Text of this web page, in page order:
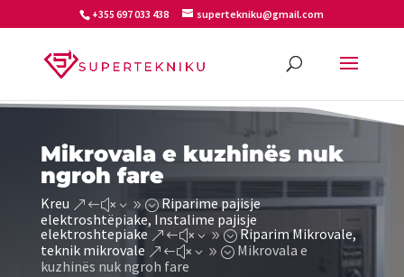
+355 697 033 438 supertekniku@gmail.com
Mikrovala e kuzhinës nuk
ngroh fare
Kreu &#x39; Riparime pajisje
elektroshtëpiake, Instalime pajisje
elektroshtepiake &#x39; Riparim Mikrovale,
teknik mikrovale &#x39; Mikrovala e
kuzhinës nuk ngroh fare